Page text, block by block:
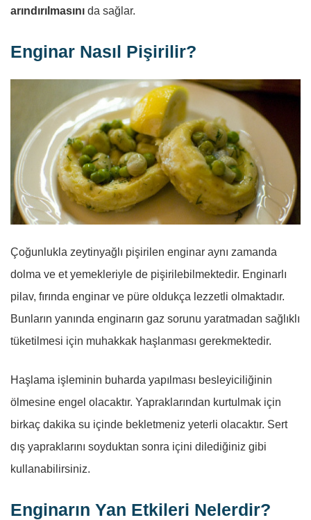
arındırılmasını da sağlar.
Enginar Nasıl Pişirilir?
Çoğunlukla zeytinyağlı pişirilen enginar aynı zamanda
dolma ve et yemekleriyle de pişirilebilmektedir. Enginarlı
pilav, fırında enginar ve püre oldukça lezzetli olmaktadır.
Bunların yanında enginarın gaz sorunu yaratmadan sağlıklı
tüketilmesi için muhakkak haşlanması gerekmektedir.
Haşlama işleminin buharda yapılması besleyiciliğinin
ölmesine engel olacaktır. Yapraklarından kurtulmak için
birkaç dakika su içinde bekletmeniz yeterli olacaktır. Sert
dış yapraklarını soyduktan sonra içini dilediğiniz gibi
kullanabilirsiniz.
Enginarın Yan Etkileri Nelerdir?